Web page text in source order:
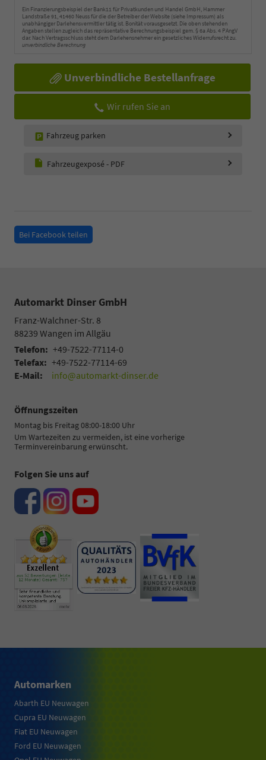
Ein Finanzierungsbeispiel der Bank11 für Privatkunden und Handel GmbH, Hammer
Landstraße 91, 41460 Neuss für die der Betreiber der Website (siehe Impressum) als
unabhängiger Darlehensvermittler tätig ist. Bonität vorausgesetzt. Die oben stehenden
Angaben stellen zugleich das repräsentative Berechnungsbeispiel gem. § 6a Abs. 4 PAngV
dar. Nach Vertragsschluss steht dem Darlehensnehmer ein gesetzliches Widerrufsrecht zu.
unverbindliche Berechnung
Unverbindliche Bestellanfrage
Wir rufen Sie an
Fahrzeug parken
Fahrzeugexposé - PDF
Bei Facebook teilen
Automarkt Dinser GmbH
Franz-Walchner-Str. 8
88239 Wangen im Allgäu
Telefon: +49-7522-77114-0
Telefax: +49-7522-77114-69
E-Mail:
info@automarkt-dinser.de
Öffnungszeiten
Montag bis Freitag 08:00-18:00 Uhr
Um Wartezeiten zu vermeiden, ist eine vorherige
Terminvereinbarung erwünscht.
Folgen Sie uns auf
Automarken
Abarth EU Neuwagen
Cupra EU Neuwagen
Fiat EU Neuwagen
Ford EU Neuwagen